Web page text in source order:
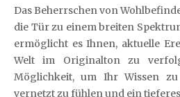
Das Beherrschen von
die Tür zu einem breiten
ermöglicht es Ihnen, aktuelle
Welt im Originalton zu
Möglichkeit, um Ihr Wissen
vernetzt zu fühlen und ein